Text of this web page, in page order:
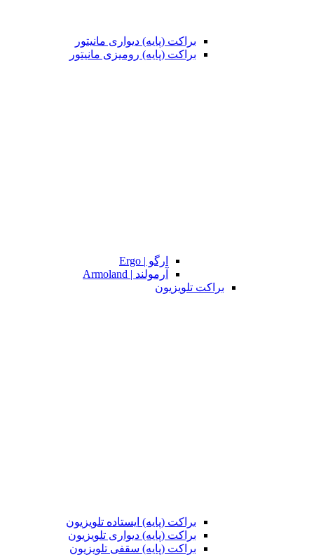
براکت (پایه) دیواری مانیتور
براکت (پایه) رومیزی مانیتور
ارگو | Ergo
آرمولند | Armoland
براکت تلویزیون
براکت (پایه) ایستاده تلویزیون
براکت (پایه) دیواری تلویزیون
براکت (پایه) سقفی تلویزیون